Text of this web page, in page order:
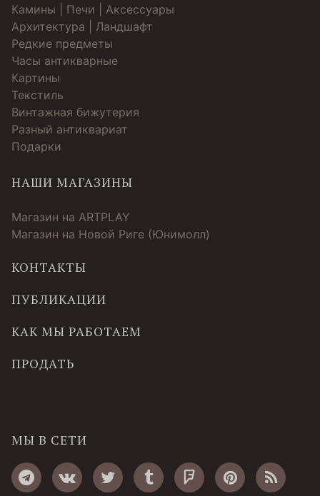
Камины | Печи | Аксессуары
Архитектура | Ландшафт
Редкие предметы
Часы антикварные
Картины
Текстиль
Винтажная бижутерия
Разный антиквариат
Подарки
НАШИ МАГАЗИНЫ
Магазин на ARTPLAY
Магазин на Новой Риге (Юнимолл)
КОНТАКТЫ
ПУБЛИКАЦИИ
КАК МЫ РАБОТАЕМ
ПРОДАТЬ
МЫ В СЕТИ